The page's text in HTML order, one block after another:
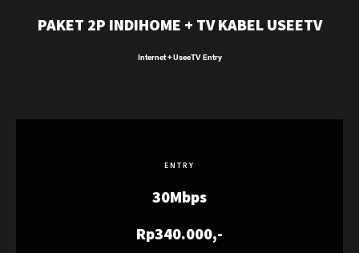
PAKET 2P INDIHOME + TV KABEL USEETV
Internet + UseeTV Entry
ENTRY
30Mbps
Rp340.000,-